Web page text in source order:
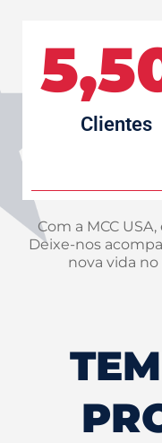
Clientes
Com a MCC
Deixe-nos
nova vida